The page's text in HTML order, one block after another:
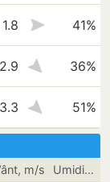
1.8 41%
2.9 36%
3.3 51%
m/s Umiditate